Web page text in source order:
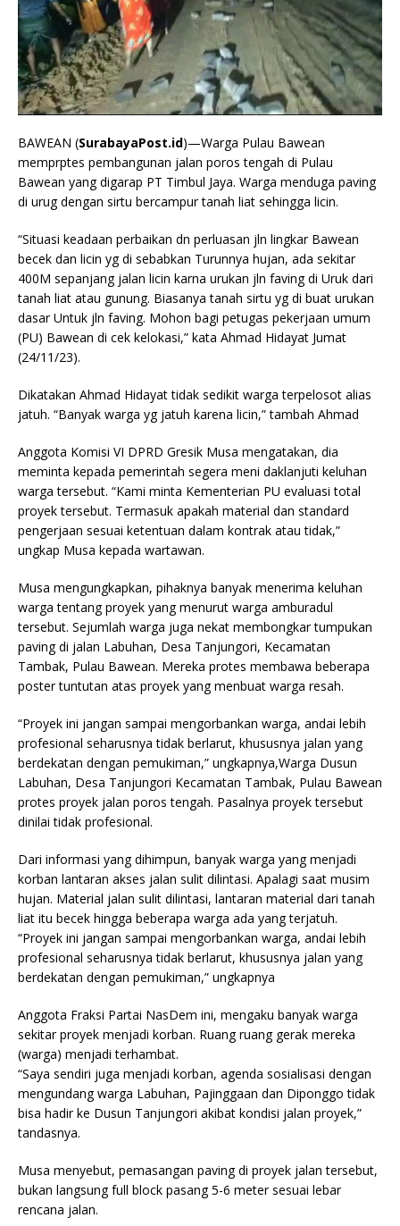
BAWEAN (SurabayaPost.id)—Warga Pulau Bawean
memprptes pembangunan jalan poros tengah di Pulau
Bawean yang digarap PT Timbul Jaya. Warga menduga paving
di urug dengan sirtu bercampur tanah liat sehingga licin.
“Situasi keadaan perbaikan dn perluasan jln lingkar Bawean
becek dan licin yg di sebabkan Turunnya hujan, ada sekitar
400M sepanjang jalan licin karna urukan jln faving di Uruk dari
tanah liat atau gunung. Biasanya tanah sirtu yg di buat urukan
dasar Untuk jln faving. Mohon bagi petugas pekerjaan umum
(PU) Bawean di cek kelokasi,” kata Ahmad Hidayat Jumat
(24/11/23).
Dikatakan Ahmad Hidayat tidak sedikit warga terpelosot alias
jatuh. “Banyak warga yg jatuh karena licin,” tambah Ahmad
Anggota Komisi VI DPRD Gresik Musa mengatakan, dia
meminta kepada pemerintah segera meni daklanjuti keluhan
warga tersebut. “Kami minta Kementerian PU evaluasi total
proyek tersebut. Termasuk apakah material dan standard
pengerjaan sesuai ketentuan dalam kontrak atau tidak,”
ungkap Musa kepada wartawan.
Musa mengungkapkan, pihaknya banyak menerima keluhan
warga tentang proyek yang menurut warga amburadul
tersebut. Sejumlah warga juga nekat membongkar tumpukan
paving di jalan Labuhan, Desa Tanjungori, Kecamatan
Tambak, Pulau Bawean. Mereka protes membawa beberapa
poster tuntutan atas proyek yang menbuat warga resah.
“Proyek ini jangan sampai mengorbankan warga, andai lebih
profesional seharusnya tidak berlarut, khususnya jalan yang
berdekatan dengan pemukiman,” ungkapnya,Warga Dusun
Labuhan, Desa Tanjungori Kecamatan Tambak, Pulau Bawean
protes proyek jalan poros tengah. Pasalnya proyek tersebut
dinilai tidak profesional.
Dari informasi yang dihimpun, banyak warga yang menjadi
korban lantaran akses jalan sulit dilintasi. Apalagi saat musim
hujan. Material jalan sulit dilintasi, lantaran material dari tanah
liat itu becek hingga beberapa warga ada yang terjatuh.
“Proyek ini jangan sampai mengorbankan warga, andai lebih
profesional seharusnya tidak berlarut, khususnya jalan yang
berdekatan dengan pemukiman,” ungkapnya
Anggota Fraksi Partai NasDem ini, mengaku banyak warga
sekitar proyek menjadi korban. Ruang ruang gerak mereka
(warga) menjadi terhambat.
“Saya sendiri juga menjadi korban, agenda sosialisasi dengan
mengundang warga Labuhan, Pajinggaan dan Diponggo tidak
bisa hadir ke Dusun Tanjungori akibat kondisi jalan proyek,”
tandasnya.
Musa menyebut, pemasangan paving di proyek jalan tersebut,
bukan langsung full block pasang 5-6 meter sesuai lebar
rencana jalan.